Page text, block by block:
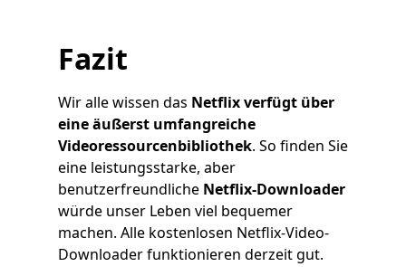
Fazit
Wir alle wissen das Netflix verfügt über
eine äußerst umfangreiche
Videoressourcenbibliothek. So finden Sie
eine leistungsstarke, aber
benutzerfreundliche Netflix-Downloader
würde unser Leben viel bequemer
machen. Alle kostenlosen Netflix-Video-
Downloader funktionieren derzeit gut.